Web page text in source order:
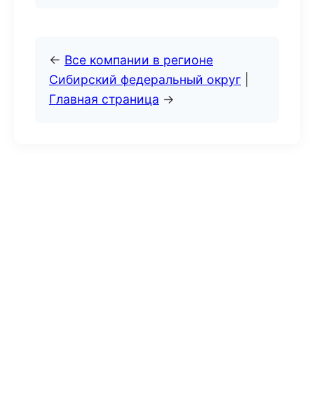
← Все компании в регионе
Сибирский федеральный округ
Главная страница →